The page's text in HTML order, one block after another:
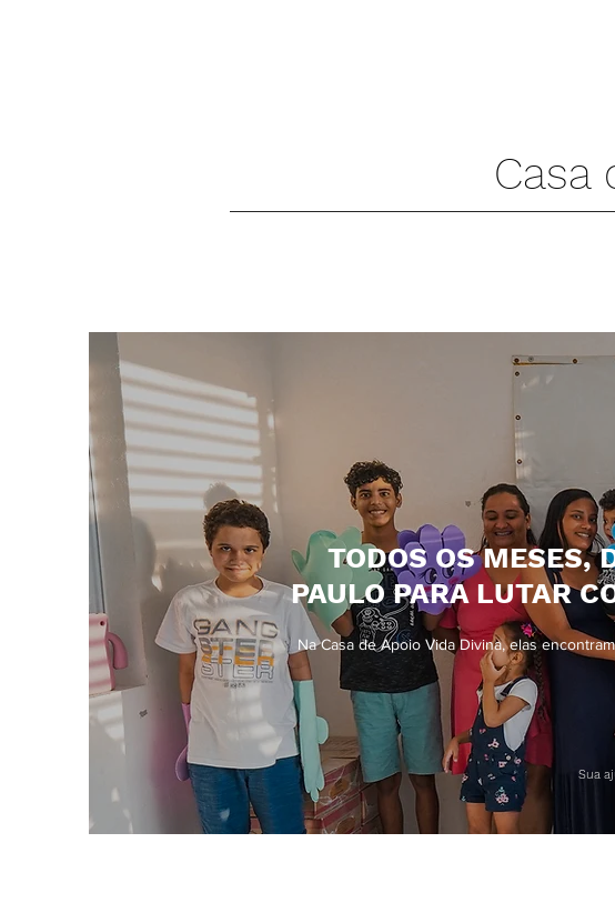
Casa
TODOS OS MESES,
PAULO PARA LUTAR
Na Casa de Apoio Vida Divina, elas
Sua